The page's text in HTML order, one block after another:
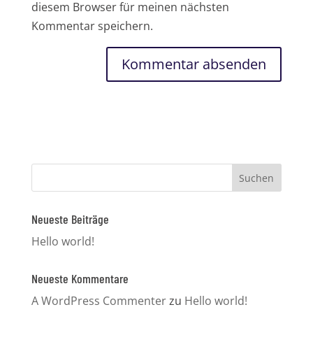
diesem Browser für meinen nächsten
Kommentar speichern.
Neueste Beiträge
Hello world!
Neueste Kommentare
A WordPress Commenterzu Hello world!